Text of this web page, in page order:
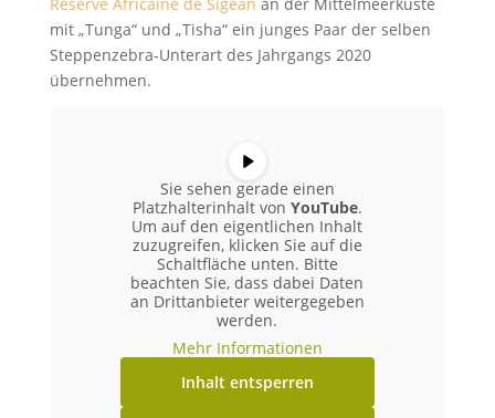
mit „Tunga“ und „Tisha“ ein junges Paar der selben
Steppenzebra-Unterart des Jahrgangs 2020
übernehmen.
Sie sehen gerade einen
Platzhalterinhalt von YouTube.
Um auf den eigentlichen Inhalt
zuzugreifen, klicken Sie auf die
Schaltfläche unten. Bitte
beachten Sie, dass dabei Daten
an Drittanbieter weitergegeben
werden.
Mehr Informationen
Inhalt entsperren